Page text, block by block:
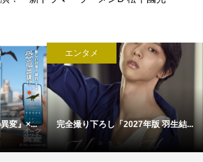
変』×...
エンタメ
完全撮り下ろし「2027年版 羽生結...